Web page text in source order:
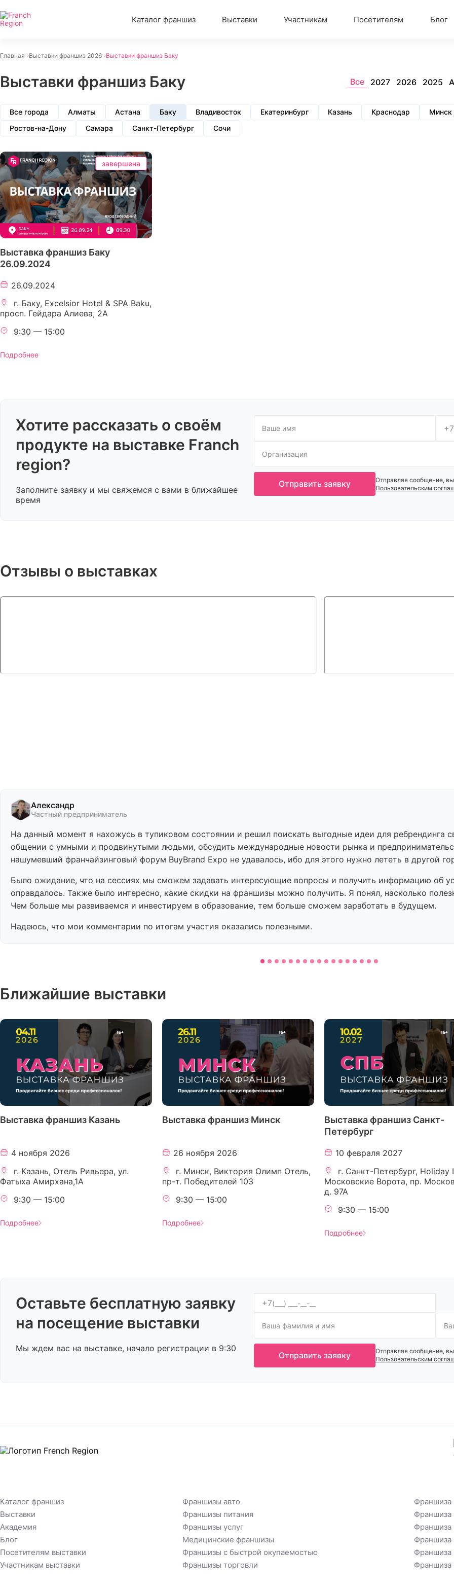
Каталог франшиз Выставки Участникам Посетителям Блог
Главная Выставки франшиз 2026 Выставки франшиз Баку
Выставки франшиз Баку Все 2027 2026 2025
Все города Алматы Астана Баку Владивосток Екатеринбург Казань Краснодар
Минск
Ростов-на-Дону
Самара Санкт-Петербург Сочи
завершена
Выставка франшиз Баку
26.09.2024
26.09.2024
г. Баку, Excelsior Hotel & SPA Baku,
просп. Гейдара Алиева, 2A
9:30 — 15:00
Подробнее
Хотите рассказать о своём
продукте на выставке Franch
region?
Заполните заявку и мы свяжемся с вами в ближайшее
время
+7
Отправить заявку
Отправляя сообщение,
Пользовательским
Отзывы о выставках
Александр
Частный предприниматель
На данный момент я нахожусь в тупиковом состоянии и решил поискать выгодные идеи для ребрендинга
общении с умными и продвинутыми людьми, обсудить международные новости рынка и
нашумевший франчайзинговый форум BuyBrand Expo не удавалось, ибо для этого нужно лететь в другой
Было ожидание, что на сессиях мы сможем задавать интересующие вопросы и получить информацию об
оправдалось. Также было интересно, какие скидки на франшизы можно получить. Я понял, насколько
Чем больше мы развиваемся и инвестируем в образование, тем больше сможем заработать в будущем.
Надеюсь, что мои комментарии по итогам участия оказались полезными.
Ближайшие выставки
Выставка франшиз Казань
4 ноября 2026
г. Казань, Отель Ривьера, ул.
Фатыха Амирхана,1А
9:30 — 15:00
Подробнее
Выставка франшиз Минск
26 ноября 2026
г. Минск, Виктория Олимп Отель,
пр-т. Победителей 103
9:30 — 15:00
Подробнее
Выставка франшиз Санкт-
Петербург
10 февраля 2027
г. Санкт-Петербург, Holiday
Московские Ворота, пр.
д. 97А
9:30 — 15:00
Подробнее
Оставьте бесплатную заявку
на посещение выставки
Мы ждем вас на выставке, начало регистрации в 9:30
+7
Отправить заявку
Отправляя сообщение,
Пользовательским
Каталог франшиз
Выставки
Академия
Блог
Посетителям выставки
Участникам выставки
Франшизы авто
Франшизы питания
Франшизы услуг
Медицинские франшизы
Франшизы с быстрой окупаемостью
Франшизы торговли
Франшиза
Франшиза
Франшиза
Франшиза
Франшиза
Франшиза